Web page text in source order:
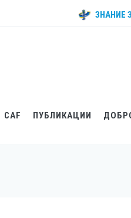
ЗНАНИЕ
CAF ПУБЛИКАЦИИ